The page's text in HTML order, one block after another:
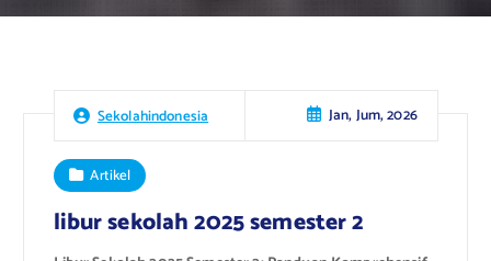
Sekolahindonesia Jan, Jum, 2026
Artikel
libur sekolah 2025 semester 2